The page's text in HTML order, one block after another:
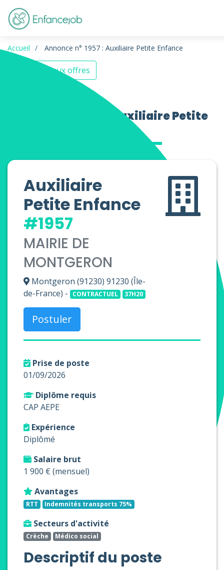
Accueil Annonce n° 1957 : Auxiliaire Petite Enfance
Retour aux offres
Offres d’emploi Auxiliaire Petite
Enfance
Auxiliaire
Petite Enfance
#1957
MAIRIE DE
MONTGERON
Montgeron (91230) 91230 (Île-
de-France) -
CONTRACTUEL 37H20
Postuler
Prise de poste
01/09/2026
Diplôme requis
CAP AEPE
Expérience
Diplômé
Salaire brut
1 900 € (mensuel)
Avantages
RTT Indemnités transports 75%
Secteurs d'activité
Crèche Médico social
Descriptif du poste